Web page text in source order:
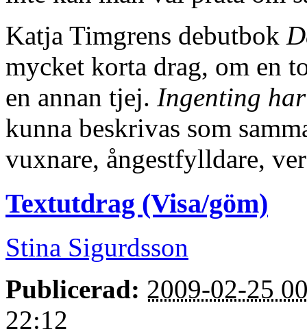
Katja Timgrens debutbok
mycket korta drag, om en
en annan tjej. Ingenting
kunna beskrivas som
vuxnare, ångestfylldare,
Textutdrag (Visa/göm)
Stina Sigurdsson
Publicerad: 2009-02-25
22:12